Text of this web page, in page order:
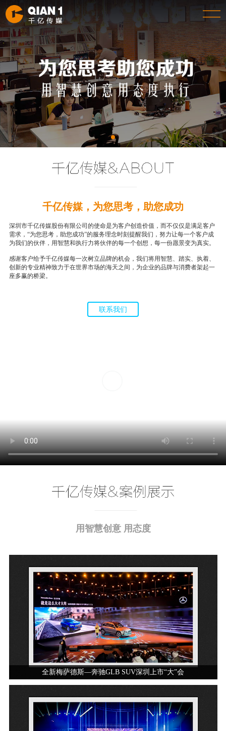
千亿传媒，为您思考，助您成功
深圳市千亿传媒股份有限公司的使命是为客户创造价值，而不仅仅是满足客户
需求，“为您思考，助您成功”的服务理念时刻提醒我们，努力让每一个客户成
为我们的伙伴，用智慧和执行力将伙伴的每一个创想，每一份愿景变为真实。
感谢客户给予千亿传媒每一次树立品牌的机会，我们将用智慧、踏实、执着、
创新的专业精神致力于在世界市场的海天之间，为企业的品牌与消费者架起一
座多赢的桥梁。
联系我们
用智慧创意 用态度
全新梅萨德斯—奔驰GLB SUV深圳上市“大”会